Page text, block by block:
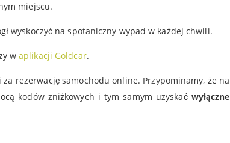
miejscu.
wyskoczyć na spotaniczny wypad w każdej chwili.
waplikacji Goldcar.
rezerwację samochodu online. Przypominamy, że na
kodów zniżkowych i tym samym uzyskać wyłączne